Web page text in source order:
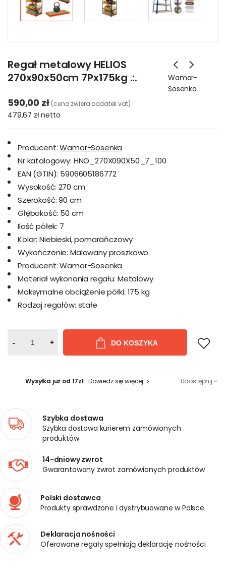
Regał metalowy HELIOS
270x90x50cm 7Px175kg .:.
Wamar-
Sosenka
590,00 zł (cena zwiera podatek vat)
479,67 złnetto
Producent: Wamar-Sosenka
Nr katalogowy: HNO_270X090X50_7_100
EAN (GTIN): 5906605186772
Wysokość: 270 cm
Szerokość: 90 cm
Głębokość: 50 cm
Ilość półek: 7
Kolor: Niebieski, pomarańczowy
Wykończenie: Malowany proszkowo
Producent: Wamar-Sosenka
Materiał wykonania regału: Metalowy
Maksymalne obciążenie półki: 175 kg
Rodzaj regałów: stałe
- + DO KOSZYKA
Wysyłka już od 17zł Dowiedz się więcej Udostępnij
Szybka dostawa
Szybka dostawa kurierem zamówionych
produktów
14-dniowy zwrot
Gwarantowany zwrot zamówionych produktów
Polski dostawca
Produkty sprawdzone i dystrybuowane w Polsce
Deklaracja nośności
Oferowane regały spełniają deklarację nośności